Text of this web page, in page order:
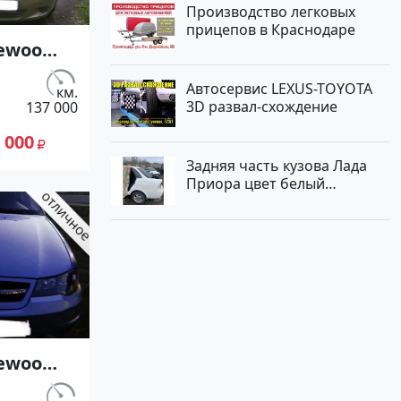
в
цвет
года
км.
137 000
000
Производство легковых
прицепов в Краснодаре
Автосервис LEXUS-TOYOTA
3D развал-схождение
Задняя часть кузова Лада
Приора цвет белый